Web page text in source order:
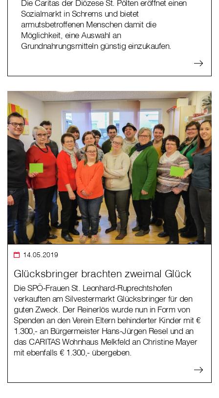
Die Caritas der Diözese St. Pölten eröffnet einen
Sozialmarkt in Schrems und bietet
armutsbetroffenen Menschen damit die
Möglichkeit, eine Auswahl an
Grundnahrungsmitteln günstig einzukaufen.
14.05.2019
Glücksbringer brachten zweimal Glück
Die SPÖ-Frauen St. Leonhard-Ruprechtshofen
verkauften am Silvestermarkt Glücksbringer für den
guten Zweck. Der Reinerlös wurde nun in Form von
Spenden an den Verein Eltern behinderter Kinder mit €
1.300,- an Bürgermeister Hans-Jürgen Resel und an
das CARITAS Wohnhaus Melkfeld an Christine Mayer
mit ebenfalls € 1.300,- übergeben.